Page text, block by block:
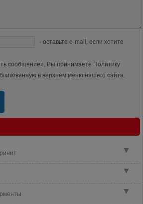
- оставьте e-mail, если хотите
сообщение», Вы принимаете Политику
в верхнем меню нашего сайта.
▼
▼
▼